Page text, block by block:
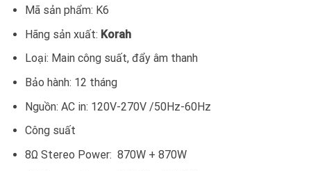
Mã sản phẩm: K6
Hãng sản xuất: Korah
Loại: Main công suất, đẩy âm thanh
Bảo hành: 12 tháng
Nguồn: AC in: 120V-270V /50Hz-60Hz
Công suất
8Ω Stereo Power: 870W + 870W